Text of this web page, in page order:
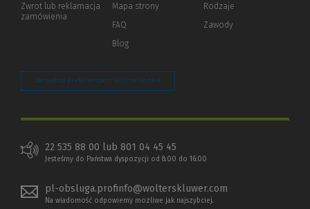
innej
Zwrot lub reklamacja
zamówienia
Mapa strony
FAQ
Blog
Rodzaje
Zawody
Zarządzaj preferencjami plików cookie
22 535 88 00 lub 801 04 45 45
Jesteśmy do Państwa dyspozycji od 8:00 do 16:00
pl-obsluga.profinfo@wolterskluwer.com
Na wiadomość odpowiemy możliwe jak najszybciej.